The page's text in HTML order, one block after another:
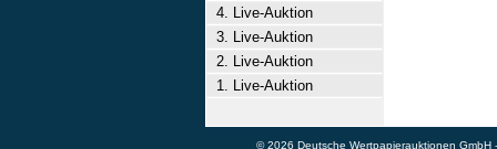
4. Live-Auktion
3. Live-Auktion
2. Live-Auktion
1. Live-Auktion
© 2026 Deutsche Wertpapierauktionen GmbH